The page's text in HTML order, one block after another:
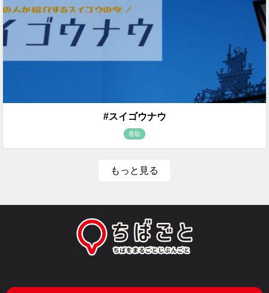
#スイゴウナウ
香取
もっと見る